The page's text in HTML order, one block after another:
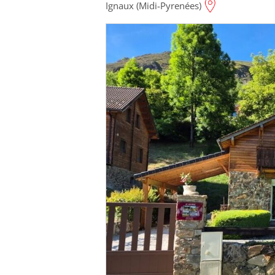
Ignaux (Midi-Pyrenées)